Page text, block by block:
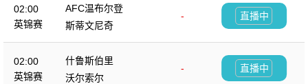
02:00
英锦赛
AFC温布尔登
-
斯蒂文尼奇
直播中
02:00
英锦赛
什鲁斯伯里
-
沃尔索尔
直播中